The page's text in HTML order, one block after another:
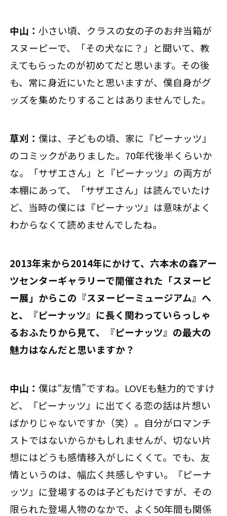
中山：小さい頃、クラスの女の子のお弁当箱が
スヌーピーで、「その犬なに？」と聞いて、教
えてもらったのが初めてだと思います。その後
も、常に身近にいたと思いますが、僕自身がグ
ッズを集めたりすることはありませんでした。
草刈：僕は、子どもの頃、家に『ピーナッツ』
のコミックがありました。70年代後半くらいか
な。「サザエさん」と『ピーナッツ』の両方が
本棚にあって、「サザエさん」は読んでいたけ
ど、当時の僕には『ピーナッツ』は意味がよく
わからなくて読めませんでしたね。
――2013年末から2014年にかけて、六本木の森アー
ツセンターギャラリーで開催された「スヌーピ
ー展」からこの『スヌーピーミュージアム』へ
と、『ピーナッツ』に長く関わっていらっしゃ
るおふたりから見て、『ピーナッツ』の最大の
魅力はなんだと思いますか？
中山：僕は“友情”ですね。LOVEも魅力的ですけ
ど、『ピーナッツ』に出てくる恋の話は片想い
ばかりじゃないですか（笑）。自分がロマンチ
ストではないからかもしれませんが、切ない片
想にはどうも感情移入がしにくくて。でも、友
情というのは、幅広く共感しやすい。『ピーナ
ッツ』に登場するのは子どもだけですが、その
限られた登場人物のなかで、よく50年間も関係